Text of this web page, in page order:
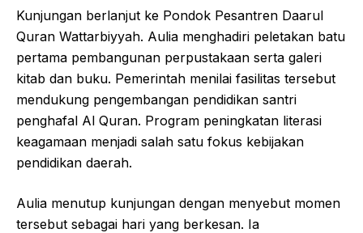
Kunjungan berlanjut ke Pondok Pesantren Daarul
Quran Wattarbiyyah. Aulia menghadiri peletakan batu
pertama pembangunan perpustakaan serta galeri
kitab dan buku. Pemerintah menilai fasilitas tersebut
mendukung pengembangan pendidikan santri
penghafal Al Quran. Program peningkatan literasi
keagamaan menjadi salah satu fokus kebijakan
pendidikan daerah.
Aulia menutup kunjungan dengan menyebut momen
tersebut sebagai hari yang berkesan. Ia